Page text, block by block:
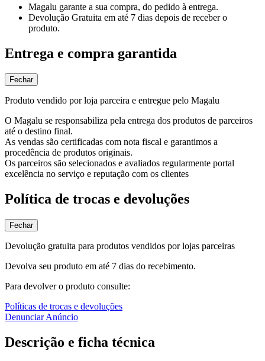
Magalu garante a sua compra, do pedido à entrega.
Devolução Gratuita em até 7 dias depois de receber o
produto.
Entrega e compra garantida
Fechar
Produto vendido por loja parceira e entregue pelo Magalu
O Magalu se responsabiliza pela entrega dos produtos de parceiros
até o destino final.
As vendas são certificadas com nota fiscal e garantimos a
procedência de produtos originais.
Os parceiros são selecionados e avaliados regularmente portal
excelência no serviço e reputação com os clientes
Política de trocas e devoluções
Fechar
Devolução gratuita para produtos vendidos por lojas parceiras
Devolva seu produto em até 7 dias do recebimento.
Para devolver o produto consulte:
Políticas de trocas e devoluções
Denunciar Anúncio
Descrição e ficha técnica